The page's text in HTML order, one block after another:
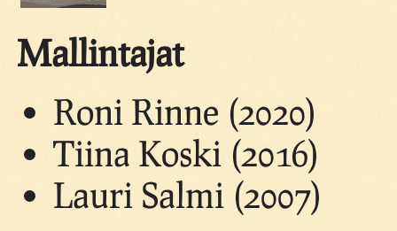
Mallintajat
Roni Rinne (2020)
Tiina Koski (2016)
Lauri Salmi (2007)